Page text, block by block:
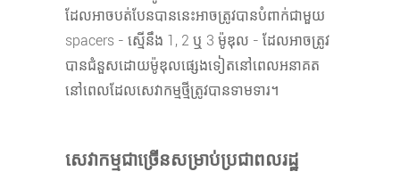
ដែលអាចបត់បែនបាននេះអាចត្រូវបានបំពាក់ជាមួយ
spacers - ស្មើនឹង 1, 2 ឬ 3 ម៉ូឌុល - ដែលអាចត្រូវ
បានជំនួសដោយម៉ូឌុលផ្សេងទៀតនៅពេលអនាគត
នៅពេលដែលសេវាកម្មថ្មីត្រូវបានទាមទារ។
សេវាកម្មជាច្រើនសម្រាប់ប្រជាពលរដ្ឋ